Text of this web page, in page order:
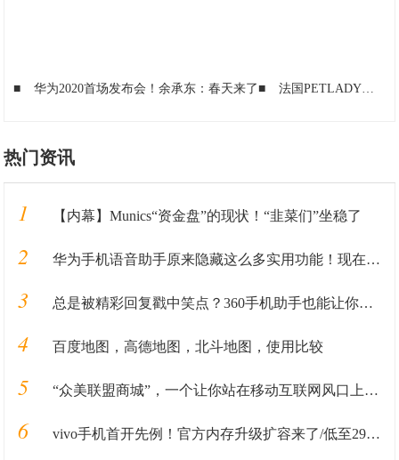
■ 华为2020首场发布会！余承东：春天来了■ 法国PETLADY品牌发布Charming系列新品
热门资讯
1 【内幕】Munics“资金盘”的现状！“韭菜们”坐稳了
2 华为手机语音助手原来隐藏这么多实用功能！现在知道，还不算太晚
3 总是被精彩回复戳中笑点？360手机助手也能让你秒变神回复
4 百度地图，高德地图，北斗地图，使用比较
5 “众美联盟商城”，一个让你站在移动互联网风口上的机会
6 vivo手机首开先例！官方内存升级扩容来了/低至299元